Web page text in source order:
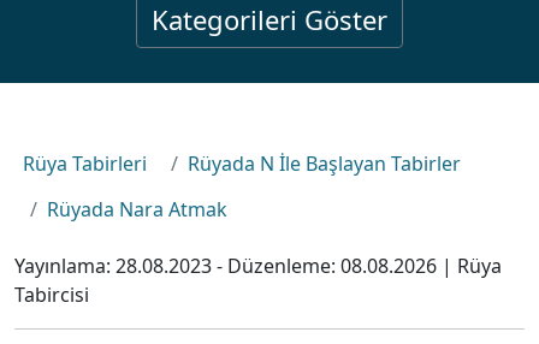
Kategorileri Göster
Rüya Tabirleri
Rüyada N İle Başlayan Tabirler
Rüyada Nara Atmak
Yayınlama: 28.08.2023- Düzenleme: 08.08.2026 | Rüya
Tabircisi